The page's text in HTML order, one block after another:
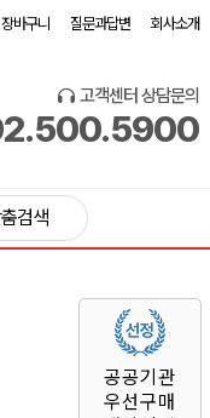
장바구니 질문과답변 회사소개
고객센터 상담문의
공공기관
우선구매
검색